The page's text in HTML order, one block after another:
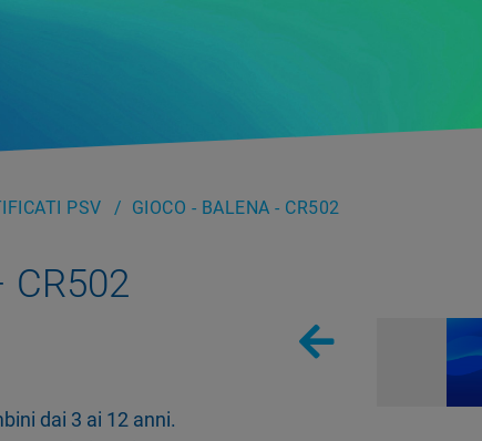
PSV GIOCO - BALENA - CR502
CR502
dai 3 ai 12 anni.